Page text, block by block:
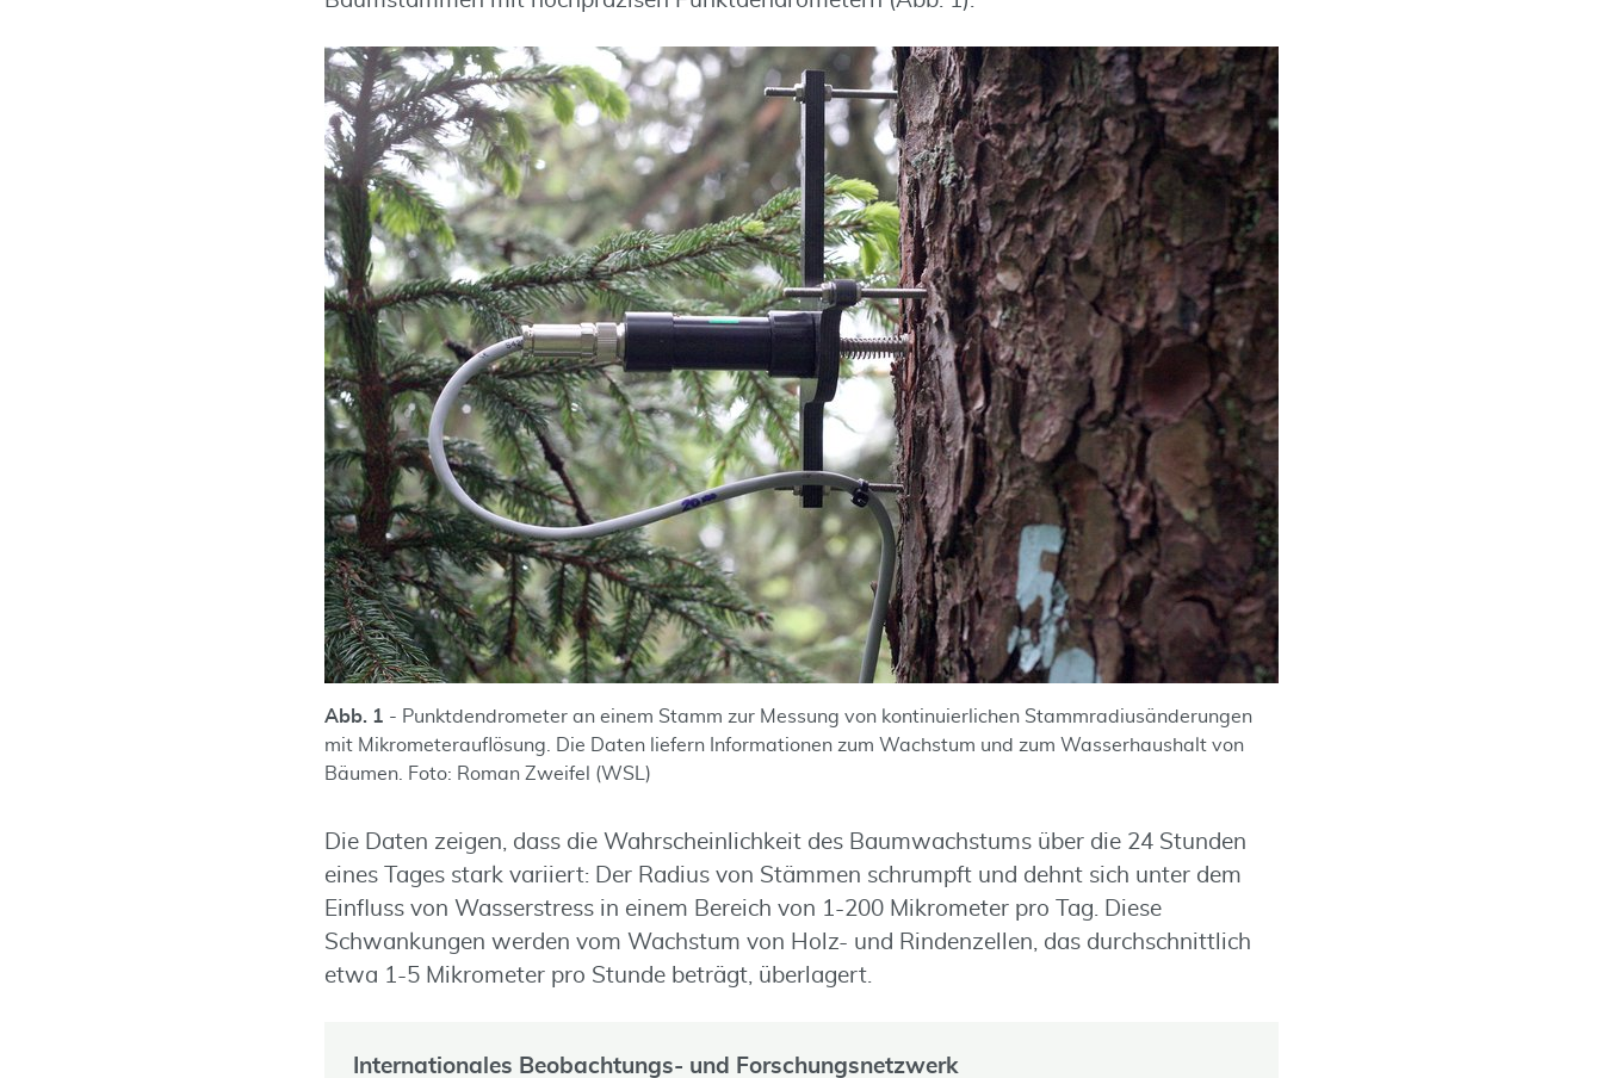
Abb. 1 - Punktdendrometer an einem Stamm zur Messung von kontinuierlichen Stammradiusänderungen
mit Mikrometerauflösung. Die Daten liefern Informationen zum Wachstum und zum Wasserhaushalt von
Bäumen. Foto: Roman Zweifel (WSL)
Die Daten zeigen, dass die Wahrscheinlichkeit des Baumwachstums über die 24 Stunden
eines Tages stark variiert: Der Radius von Stämmen schrumpft und dehnt sich unter dem
Einfluss von Wasserstress in einem Bereich von 1-200 Mikrometer pro Tag. Diese
Schwankungen werden vom Wachstum von Holz- und Rindenzellen, das durchschnittlich
etwa 1-5 Mikrometer pro Stunde beträgt, überlagert.
Internationales Beobachtungs- und Forschungsnetzwerk